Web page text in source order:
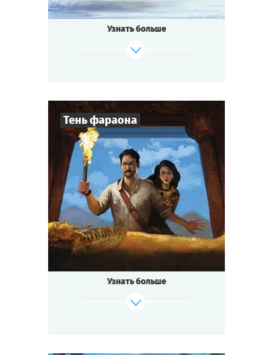
Cыграть Смотреть сценарий
Узнать больше
Тень фараона
Игроков 8- 20
Время игры 2-3 ч.
Тематика Мистика
Тип квеста Квестория
Узнать больше